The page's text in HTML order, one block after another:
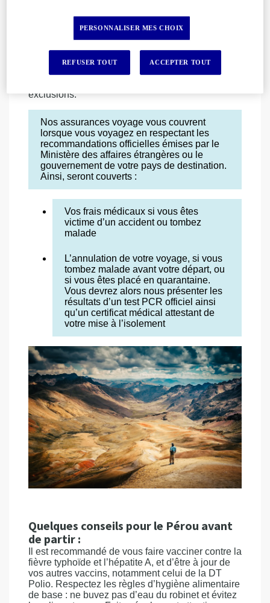
annuler votre voyage si un membre de votre
famille connaît un grave problème de santé dans
les jours qui précèdent votre départ ?
Vérifiez également les plafonds de ces garanties,
en particulier pour l’assurancefrais médicaux,
exclusions.
Nos assurances voyage vous couvrent
lorsque vous voyagez en respectant les
recommandations officielles émises par le
Ministère des affaires étrangères ou le
gouvernement de votre pays de destination.
Ainsi, seront couverts :
Vos frais médicaux si vous êtes
victime d’un accident ou tombez
malade
L’annulation de votre voyage, si vous
tombez malade avant votre départ, ou
si vous êtes placé en quarantaine.
Vous devrez alors nous présenter les
résultats d’un test PCR officiel ainsi
qu’un certificat médical attestant de
votre mise à l’isolement
Quelques conseils pour le Pérou avant
de partir :
Il est recommandé de vous faire vacciner contre la
fièvre typhoïde et l’hépatite A, et d’être à jour de
vos autres vaccins, notamment celui de la DT
Polio. Respectez les règles d’hygiène alimentaire
de base : ne buvez pas d’eau du robinet et évitez
PERSONNALISER MES CHOIX
REFUSER TOUT ACCEPTER TOUT